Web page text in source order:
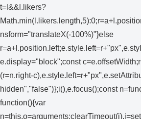
t=l&&l.likers?
nsform="translateX(-100%)"}else
e.display="block";const
(r=n.right-
hidden","false")};i(),e.focus();const
function(){var